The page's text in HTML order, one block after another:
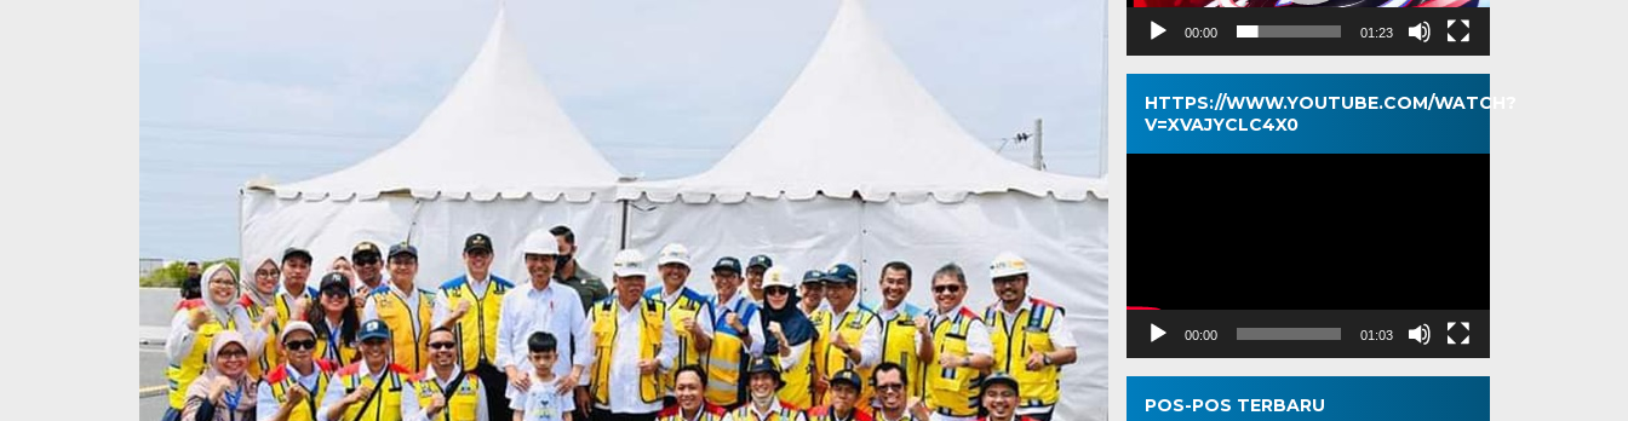
00:00 01:23
HTTPS://WWW.YOUTUBE.COM/WATCH?
V=XVAJYCLC4X0
Pemutar
00:00 01:03
POS-POS TERBARU